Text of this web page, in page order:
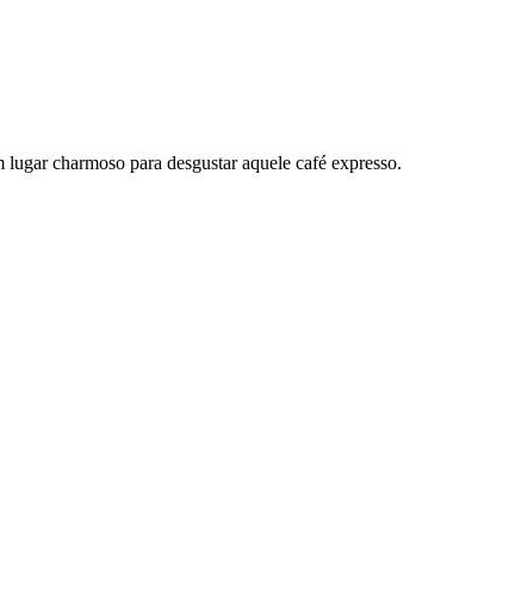
charmoso para desgustar aquele café expresso.